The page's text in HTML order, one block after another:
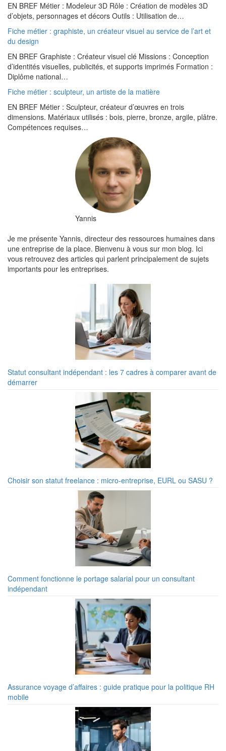
EN BREF Métier : Modeleur 3D Rôle : Création de modèles 3D
d’objets, personnages et décors Outils : Utilisation de…
Fiche métier : graphiste, un créateur visuel au service de l’art et
du design
EN BREF Graphiste : Créateur visuel clé Missions : Conception
d’identités visuelles, publicités, et supports imprimés Formation :
Diplôme national…
Fiche métier : sculpteur, un artiste de la matière
EN BREF Métier : Sculpteur, créateur d’œuvres en trois
dimensions. Matériaux utilisés : bois, pierre, bronze, argile, plâtre.
Compétences requises…
Yannis
Je me présente Yannis, directeur des ressources humaines dans
une entreprise de la place. Bienvenu à vous sur mon blog. Ici
vous retrouvez des articles qui parlent principalement de sujets
importants pour les entreprises.
Statut consultant indépendant : les 7 cadres à comparer avant de
démarrer
Choisir son statut freelance : micro-entreprise, EURL ou SASU ?
Comment fonctionne le portage salarial pour un consultant
indépendant
Assurance voyage d’affaires : guide pratique pour la politique RH
mobile